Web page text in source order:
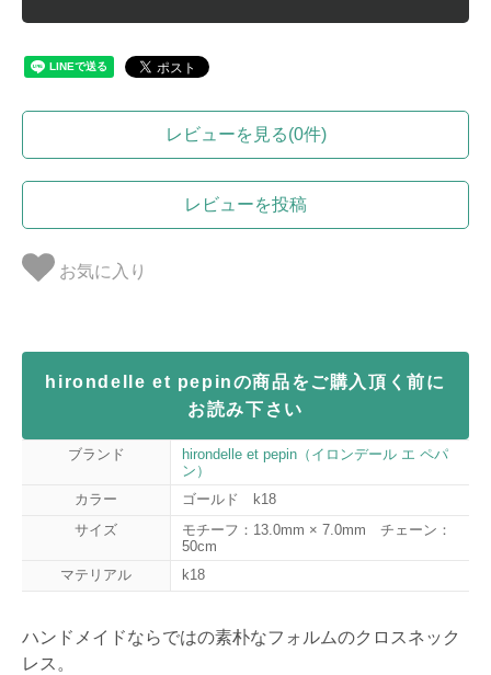
レビューを見る(0件)
レビューを投稿
お気に入り
hirondelle et pepinの商品をご購入頂く前に
お読み下さい
ブランド
hirondelle et pepin（イロンデール エ ペパ
ン）
カラー
ゴールド k18
サイズ
モチーフ：13.0mm × 7.0mm チェーン：
50cm
マテリアル
k18
ハンドメイドならではの素朴なフォルムのクロスネック
レス。